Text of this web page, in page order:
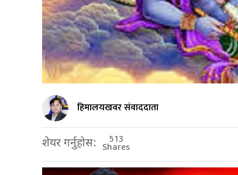
हिमालयखवर संवाददाता
शेयर गर्नुहोस: 513
Shares